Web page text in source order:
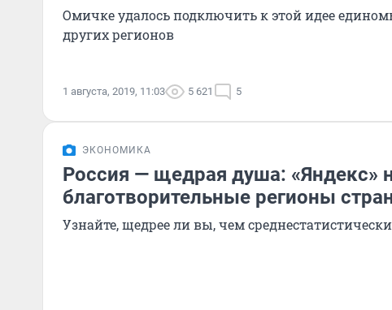
Омичке удалось подключить к этой идее
других регионов
1 августа, 2019, 11:03 5 621 5
ЭКОНОМИКА
Россия — щедрая душа: «Яндекс»
благотворительные регионы
Узнайте, щедрее ли вы, чем